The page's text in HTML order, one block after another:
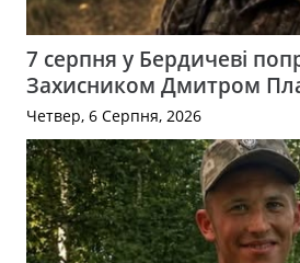
7 серпня у Бердичеві
Захисником Дмитром
Четвер, 6 Серпня, 2026